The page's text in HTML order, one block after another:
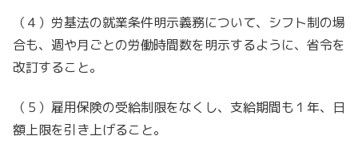
（４）労基法の就業条件明示義務について、シフト制の場
合も、週や月ごとの労働時間数を明示するように、省令を
改訂すること。
（５）雇用保険の受給制限をなくし、支給期間も１年、日
額上限を引き上げること。